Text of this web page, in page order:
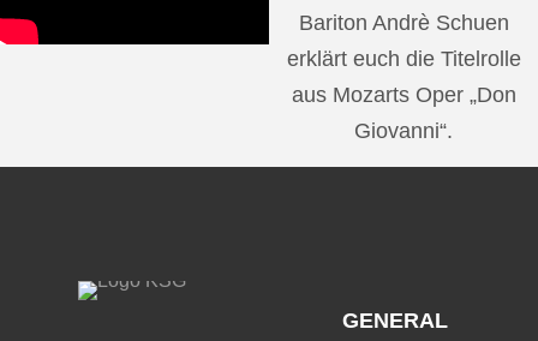
Bariton Andrè Schuen
erklärt euch die Titelrolle
aus Mozarts Oper „Don
Giovanni“.
GENERAL